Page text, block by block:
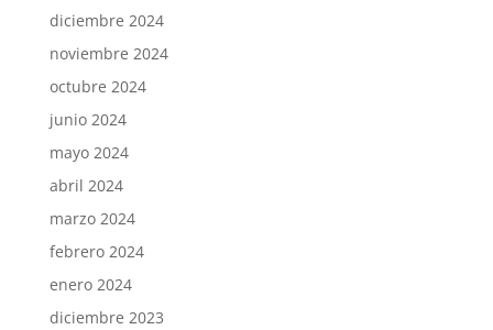
diciembre 2024
noviembre 2024
octubre 2024
junio 2024
mayo 2024
abril 2024
marzo 2024
febrero 2024
enero 2024
diciembre 2023